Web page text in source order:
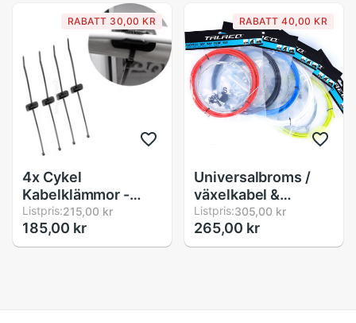
slanglös ventil
RABATT 30,00 KR
4x Cykel
Kabelklämmor -
Självhäftande Bas
för Broms/Växel -
Organisatör för
Listpris:215,00 kr
185,00 kr
RABATT 40,00 KR
Universalbroms /
växelkabel &
husgruppssatser för
mtb cykel
Listpris:305,00 kr
265,00 kr